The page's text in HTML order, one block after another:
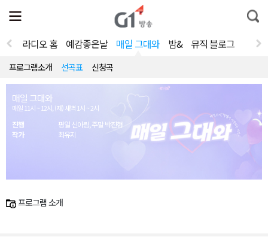
전
체
뉴
열
통
합
라디오 홈 예감좋은날 매일 그대와 밤& 뮤직 블로그
프로그램소개 선곡표 신청곡
매일 그대와
매일 11시 ~ 12시, (재) 새벽 1시 ~ 2시
진행
평일 신아림, 주말 박진형
작가
최유지
프로그램 소개